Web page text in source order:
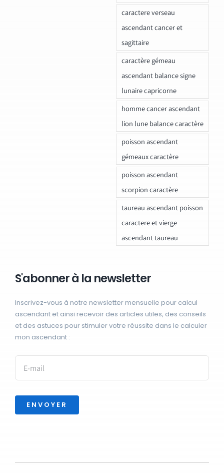
caractere verseau
ascendant cancer et
sagittaire
caractère gémeau
ascendant balance signe
lunaire capricorne
homme cancer ascendant
lion lune balance caractère
poisson ascendant
gémeaux caractère
poisson ascendant
scorpion caractère
taureau ascendant poisson
caractere et vierge
ascendant taureau
S'abonner à la newsletter
Inscrivez-vous à notre newsletter mensuelle pour calcul
ascendant et ainsi recevoir des articles utiles, des conseils
et des astuces pour stimuler votre réussite dans le calculer
mon ascendant :
ENVOYER